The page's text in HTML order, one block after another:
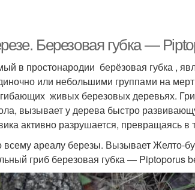
Березовая губка —
в простонародии берёзовая губка ,
или небольшими группами на
живых березовых деревьях.
вызывает у дерева быстро
активно разрушается, превращаясь в
всему ареалу березы. Вызывает Желто-
гриб березовая губка — Piptoporus